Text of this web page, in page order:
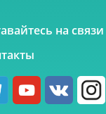
на связи